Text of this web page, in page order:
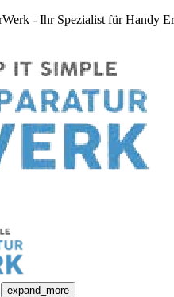
- Ihr Spezialist für Handy
expand_more